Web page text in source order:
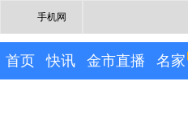
手机网
首页 快讯 金市直播 名家